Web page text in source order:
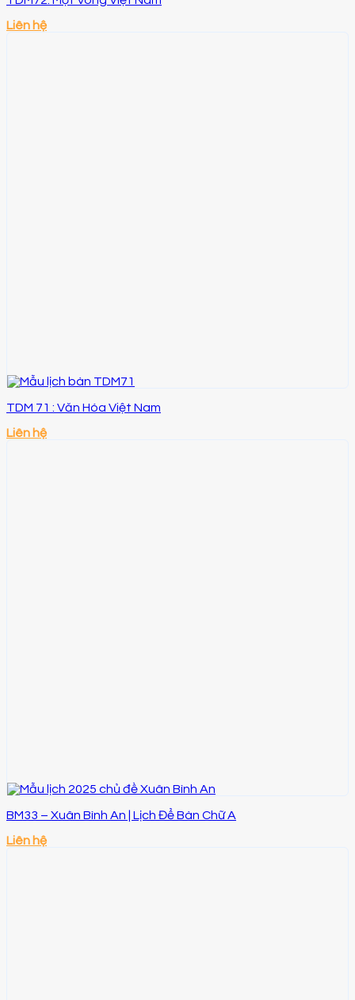
Liên hệ
TDM 71 : Văn Hóa Việt Nam
Liên hệ
BM33 – Xuân Bình An | Lịch Để Bàn Chữ A
Liên hệ